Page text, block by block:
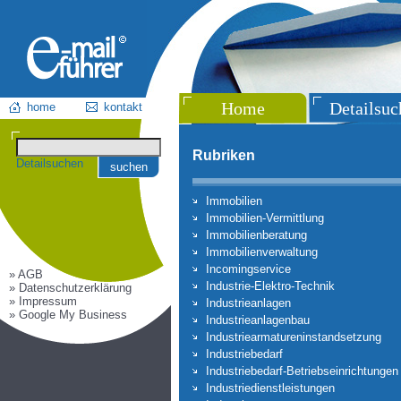
home kontakt
Detailsuchen suchen
» AGB
» Datenschutzerklärung
» Impressum
» Google My Business
Home
Rubriken
Immobilien
Immobilien-Vermittlung
Immobilienberatung
Immobilienverwaltung
Incomingservice
Industrie-Elektro-Technik
Industrieanlagen
Industrieanlagenbau
Industriearmatureninstandsetzung
Industriebedarf
Industriebedarf-Betriebseinrichtungen
Industriedienstleistungen